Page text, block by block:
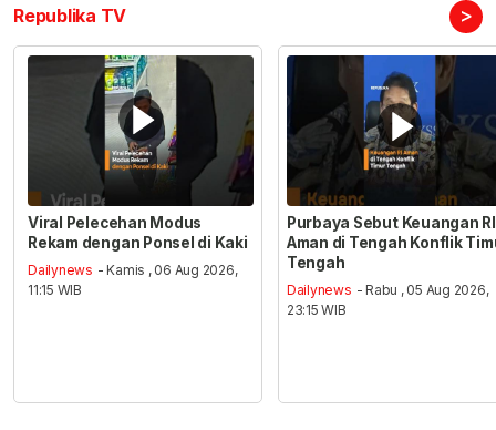
Republika TV >
Viral Pelecehan Modus
Rekam dengan Ponsel di Kaki
Dailynews - Kamis , 06 Aug 2026,
11:15 WIB
Purbaya Sebut Keuangan RI
Aman di Tengah Konflik
Tengah
Dailynews - Rabu , 05 Aug 2026,
23:15 WIB